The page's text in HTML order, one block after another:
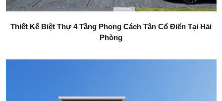
Thiết Kế Biệt Thự 4 Tầng Phong Cách Tân Cổ Điển Tại Hải
Phòng